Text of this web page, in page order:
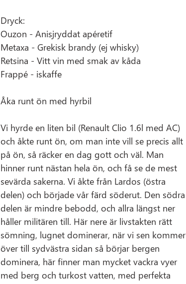
Dryck:
Ouzon - Anisjryddat apéretif
Metaxa - Grekisk brandy (ej whisky)
Retsina - Vitt vin med smak av kåda
Frappé - iskaffe
Åka runt ön med hyrbil
Vi hyrde en liten bil (Renault Clio 1.6l med AC)
och åkte runt ön, om man inte vill se precis allt
på ön, så räcker en dag gott och väl. Man
hinner runt nästan hela ön, och få se de mest
sevärda sakerna. Vi åkte från Lardos (östra
delen) och började vår färd söderut. Den södra
delen är mindre bebodd, och allra längst ner
håller militären till. Här nere är livstakten rätt
sömning, lugnet dominerar, när vi sen kommer
över till sydvästra sidan så börjar bergen
dominera, här finner man mycket vackra vyer
med berg och turkost vatten, med perfekta